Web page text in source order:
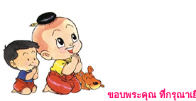
ขอบพระคุณ ที่กรุณาเ